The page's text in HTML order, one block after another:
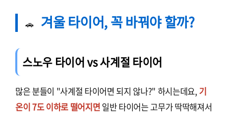
🚗 겨울 타이어, 꼭 바꿔야 할까?
스노우 타이어 vs 사계절 타이어
많은 분들이 "사계절 타이어면 되지 않나?" 하시는데요, 기
온이 7도 이하로 떨어지면 일반 타이어는 고무가 딱딱해져서